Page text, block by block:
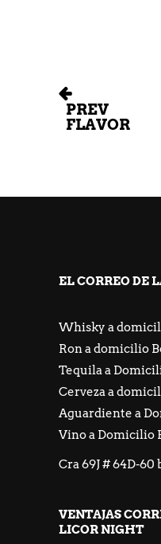
PREV
FLAVOR
EL CORREO DE
Whisky a
Ron a domicilio
Tequila a
Cerveza a
Aguardiente a
Vino a Domicilio
Cra 69J # 64D-60
VENTAJAS
LICOR NIGHT